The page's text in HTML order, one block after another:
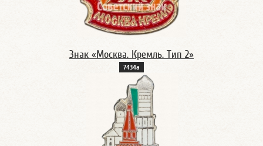
Знак «Москва. Кремль. Тип 2»
7434а